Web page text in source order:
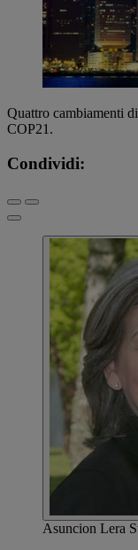
Quattro cambiamenti
COP21.
Condividi:
Asuncion Lera